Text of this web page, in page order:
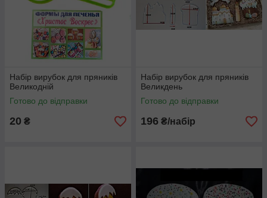
Набір вирубок для пряників
Великодній
Готово до відправки
20 ₴
Набір вирубок для пряників
Великдень
Готово до відправки
196 ₴/набір